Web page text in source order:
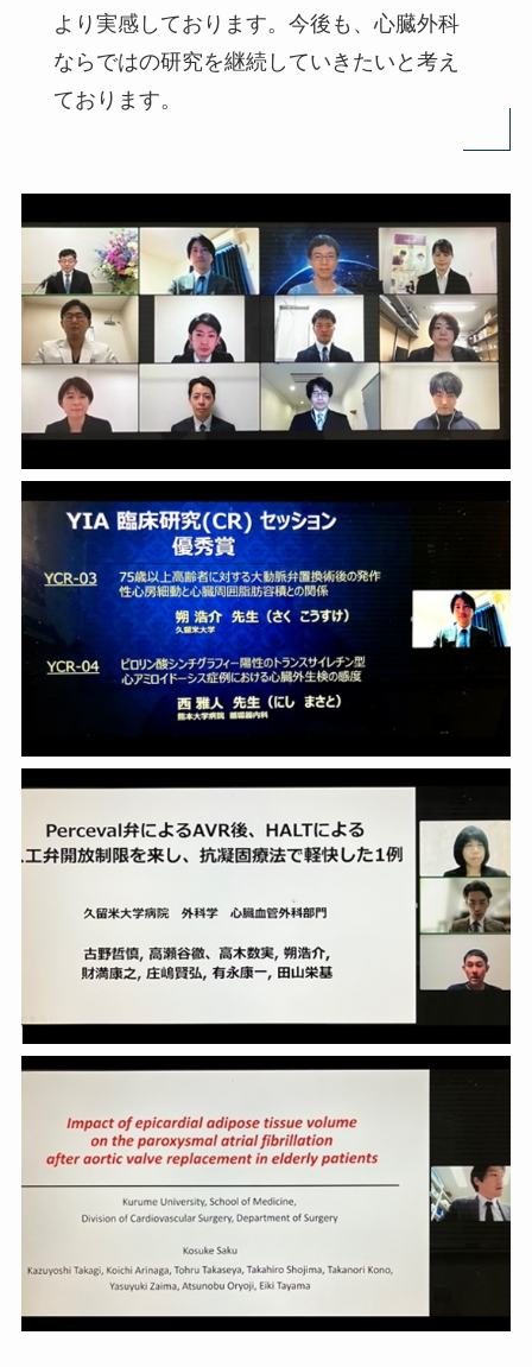
より実感しております。今後も、心臓外科
ならではの研究を継続していきたいと考え
ております。